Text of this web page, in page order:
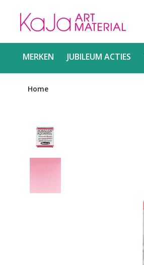
MERKEN JUBILEUM ACTIES
Home